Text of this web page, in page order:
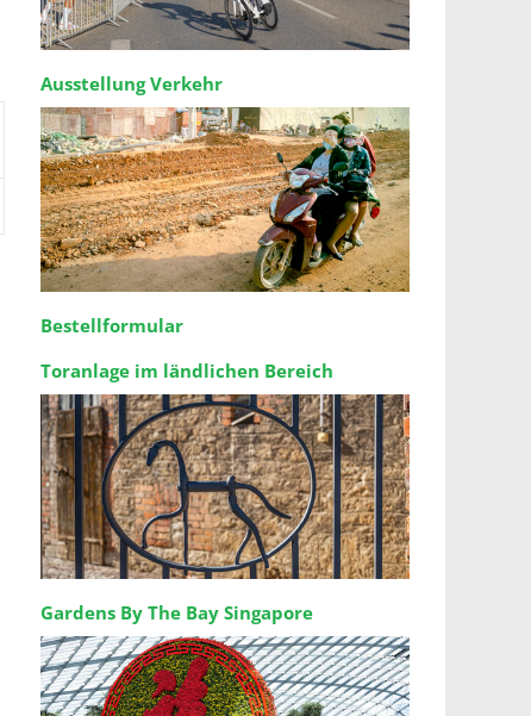
Ausstellung Verkehr
Bestellformular
Toranlage im ländlichen Bereich
Gardens By The Bay Singapore